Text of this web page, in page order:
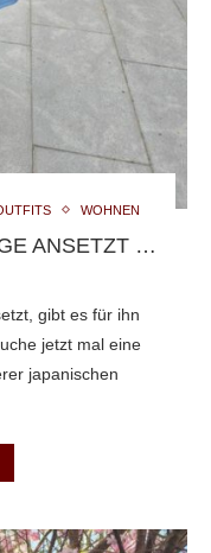
WOHNEN
ANSETZT …
gibt es für ihn
jetzt mal eine
japanischen